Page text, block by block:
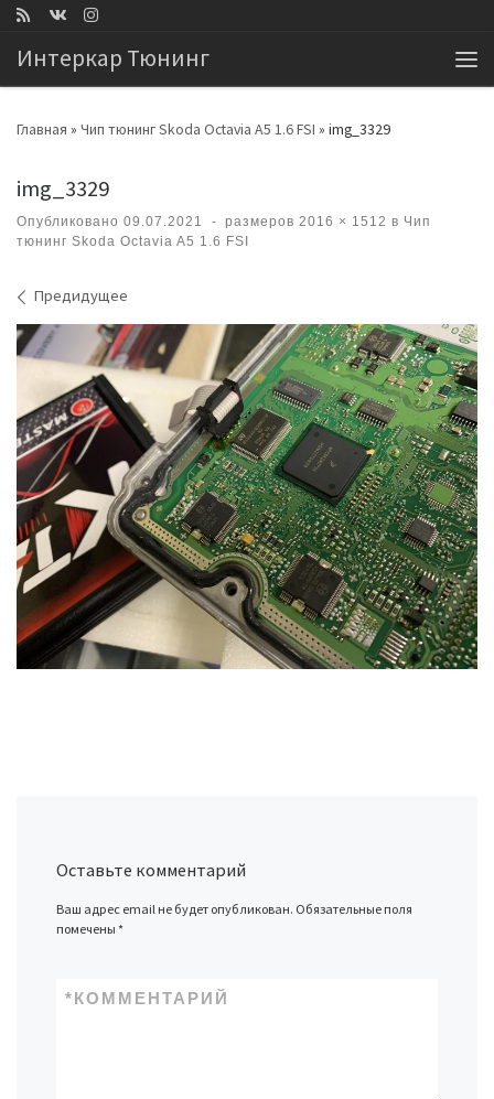
Интеркар Тюнинг
Главная » Чип тюнинг Skoda Octavia A5 1.6 FSI » img_3329
img_3329
Опубликовано 09.07.2021 - размеров 2016 × 1512 в Чип
тюнинг Skoda Octavia A5 1.6 FSI
Навигация по изображениям
Предидущее
Оставьте комментарий
Ваш адрес email не будет опубликован. Обязательные поля
помечены*
КОММЕНТАРИЙ
*